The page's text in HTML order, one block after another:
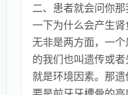
二、患者就会问你
一下为什么会产生
无非是两方面，一
的我们也叫遗传或
就是环境因素。那